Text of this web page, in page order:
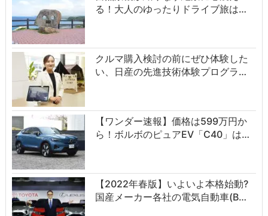
る！大人のゆったりドライブ旅は…
クルマ購入検討の前にぜひ体験した
い、日産の先進技術体験プログラ…
【ワンダー速報】価格は599万円か
ら！ボルボのピュアEV「C40」は…
【2022年春版】いよいよ本格始動?
国産メーカー各社の電気自動車(B…